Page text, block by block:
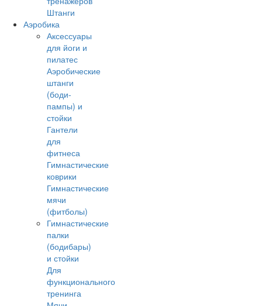
Штанги
Аэробика
Аксессуары
для йоги и
пилатес
Аэробические
штанги
(боди-
пампы) и
стойки
Гантели
для
фитнеса
Гимнастические
коврики
Гимнастические
мячи
(фитболы)
Гимнастические
палки
(бодибары)
и стойки
Для
функционального
тренинга